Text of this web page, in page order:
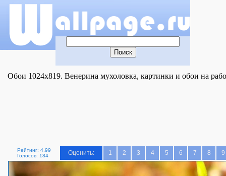
Обои 1024x819. Венерина мухоловка, картинки и обои на
Рейтинг: 4.99
Голосов: 184
Оценить: 1 2 3 4 5 6 7 8 9